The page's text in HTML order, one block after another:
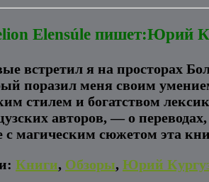
Elensúle пишет:Юрий
встретил я на просторах
поразил меня своим
стилем и богатством
авторов, — о
с магическим сюжетом эта
Книги, Обзоры, Юрий